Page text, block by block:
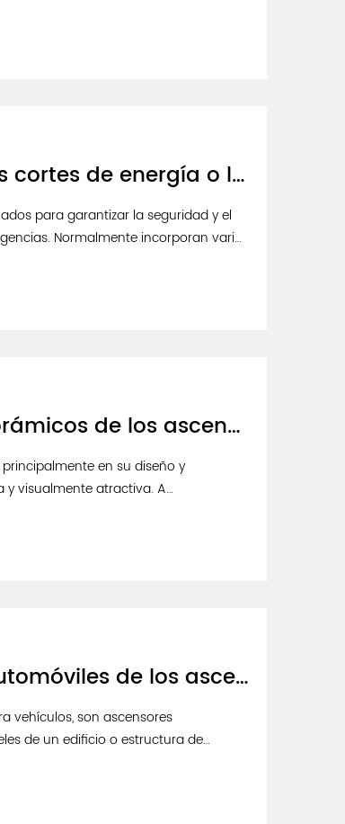
¿Cómo manejan los ascensores de villas los cortes de energía o las emergencias y qué sistemas de respaldo se proporcionan normalmente?
para garantizar la seguridad y el
Normalmente incorporan varios
¿En qué se diferencian los ascensores panorámicos de los ascensores tradicionales en términos de diseño y funcionalidad?
en su diseño y
y visualmente atractiva. A
¿En qué se diferencian los ascensores de automóviles de los ascensores de pasajeros estándar en términos de diseño y funcionalidad?
vehículos, son ascensores
de un edificio o estructura de